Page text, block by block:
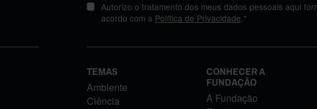
Autorizo o tratamento dos meus dados pessoais aqui
acordo com a Política de Privacidade.*
TEMAS
Ambiente
Ciência
CONHECER A
FUNDAÇÃO
A Fundação